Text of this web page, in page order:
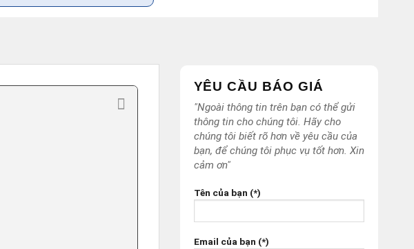
YÊU CẦU BÁO GIÁ
"Ngoài thông tin trên bạn có thể gửi
thông tin cho chúng tôi. Hãy cho
chúng tôi biết rõ hơn về yêu cầu của
bạn, để chúng tôi phục vụ tốt hơn. Xin
cảm ơn"
Tên của bạn (*)
Email của bạn (*)